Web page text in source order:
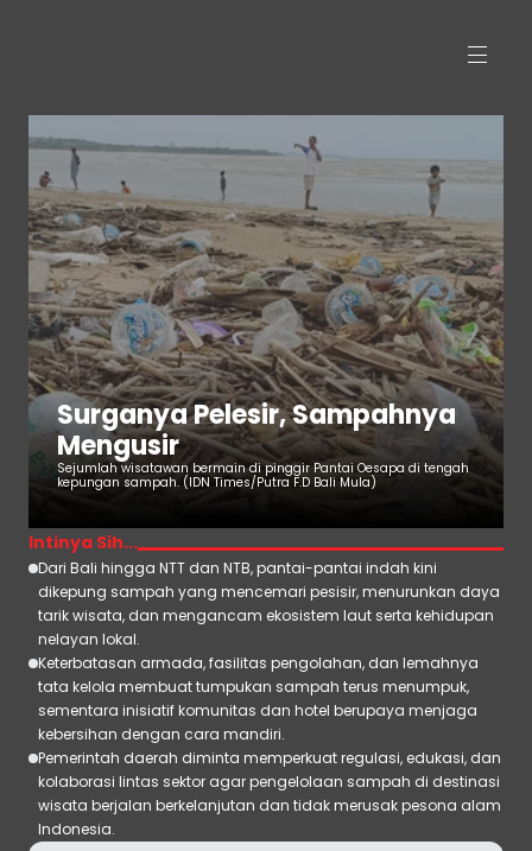
Surganya Pelesir, Sampahnya
Mengusir
Sejumlah wisatawan bermain di pinggir Pantai Oesapa di tengah
kepungan sampah. (IDN Times/Putra F.D Bali Mula)
Intinya Sih...
Dari Bali hingga NTT dan NTB, pantai-pantai indah kini
dikepung sampah yang mencemari pesisir, menurunkan daya
tarik wisata, dan mengancam ekosistem laut serta kehidupan
nelayan lokal.
Keterbatasan armada, fasilitas pengolahan, dan lemahnya
tata kelola membuat tumpukan sampah terus menumpuk,
sementara inisiatif komunitas dan hotel berupaya menjaga
kebersihan dengan cara mandiri.
Pemerintah daerah diminta memperkuat regulasi, edukasi, dan
kolaborasi lintas sektor agar pengelolaan sampah di destinasi
wisata berjalan berkelanjutan dan tidak merusak pesona alam
Indonesia.